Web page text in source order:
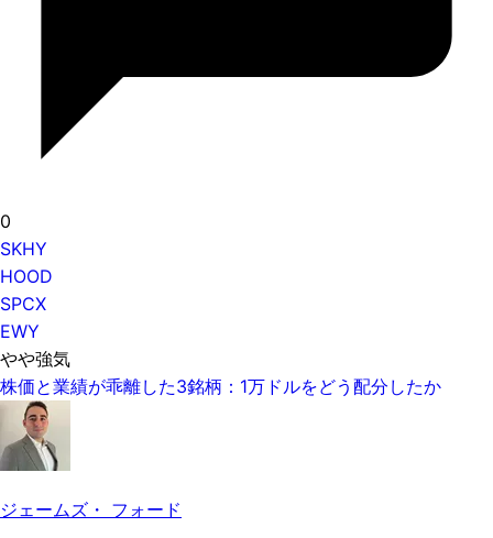
0
SKHY
HOOD
SPCX
EWY
やや強気
株価と業績が乖離した3銘柄：1万ドルをどう配分したか
ジェームズ・ フォード